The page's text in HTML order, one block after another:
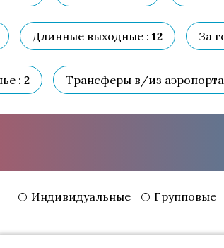
Длинные выходные : 12 За
: 2 Трансферы в/из
Индивидуальные Групповые